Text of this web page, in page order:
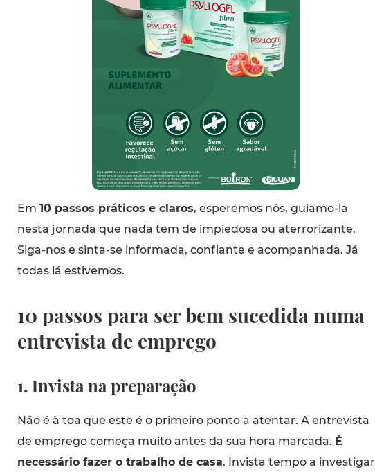
Em 10 passos práticos e claros, esperemos nós, guiamo-la
nesta jornada que nada tem de impiedosa ou aterrorizante.
Siga-nos e sinta-se informada, confiante e acompanhada. Já
todas lá estivemos.
10 passos para ser bem sucedida numa
entrevista de emprego
1. Invista na preparação
Não é à toa que este é o primeiro ponto a atentar. A entrevista
de emprego começa muito antes da sua hora marcada. É
necessário fazer o trabalho de casa. Invista tempo a investigar